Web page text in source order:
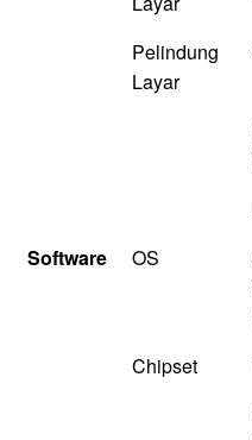
Pelindung
Layar
Software
OS
Chipset